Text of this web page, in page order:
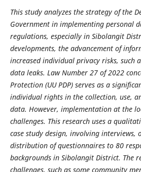
This study analyzes the strategy of the
Government in implementing personal
regulations, especially in Sibolangit
developments, the advancement of
increased individual privacy risks, such
data leaks. Law Number 27 of 2022
Protection (UU PDP) serves as a
individual rights in the collection, use,
data. However, implementation at the
challenges. This research uses a
case study design, involving interviews,
distribution of questionnaires to 80
backgrounds in Sibolangit District. The
challenges, such as some community